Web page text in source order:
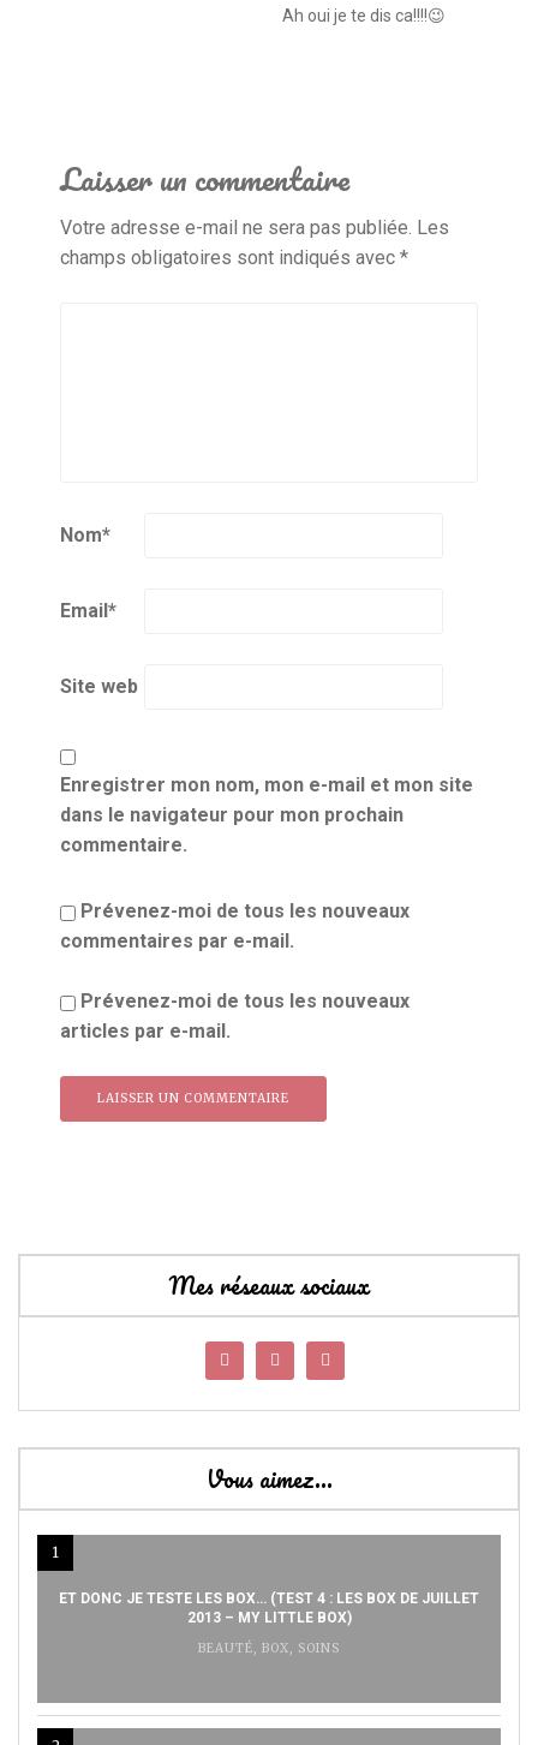
Ah oui je te dis ca!!!!😉
Laisser un commentaire
Votre adresse e-mail ne sera pas publiée. Les
champs obligatoires sont indiqués avec *
Nom*
Email*
Site web
Enregistrer mon nom, mon e-mail et mon site
dans le navigateur pour mon prochain
commentaire.
Prévenez-moi de tous les nouveaux
commentaires par e-mail.
Prévenez-moi de tous les nouveaux
articles par e-mail.
Mes réseaux sociaux
Vous aimez…
1
ET DONC JE TESTE LES BOX… (TEST 4 : LES BOX DE JUILLET
2013 – MY LITTLE BOX)
BEAUTÉ, BOX, SOINS